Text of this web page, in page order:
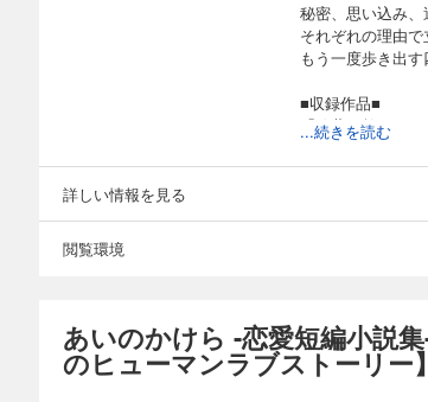
秘密、思い込み
それぞれの理由で
もう一度歩き出す
■収録作品■
「秘薬が教えてく
学府の地位を捨
彼の暮らしを陰
突然の事故で愛
恋心を抱いた相手
忘れられない恋
...続きを読む
詳しい情報を見る
閲覧環境
あいのかけら -恋愛短編小説
のヒューマンラブストーリー